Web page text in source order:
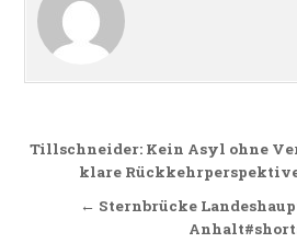
Tillschneider: Kein Asyl ohne
klare
← Sternbrücke